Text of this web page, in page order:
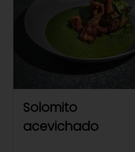
Solomito
acevichado